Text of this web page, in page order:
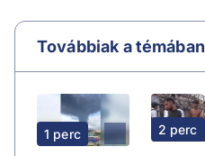
Továbbiak a témában
1 perc 2 perc